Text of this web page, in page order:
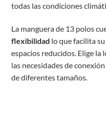
todas las condiciones
La manguera de 13 polos
flexibilidad lo que facilita
espacios reducidos. Elige
las necesidades de
de diferentes tamaños.